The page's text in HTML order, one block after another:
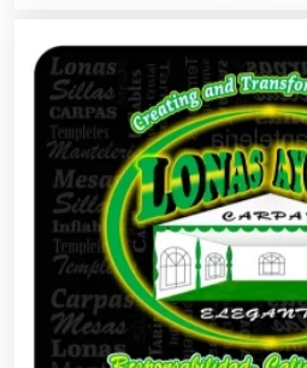
Artículos Publicitarios
Aseguradoras
Asesores Técnicos